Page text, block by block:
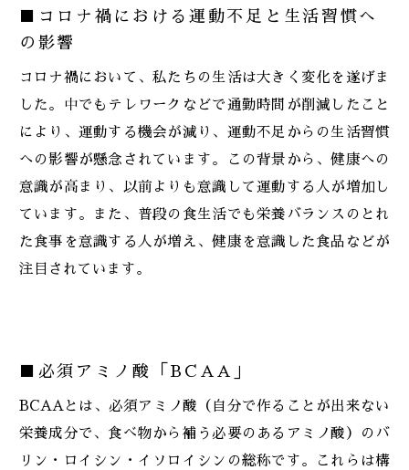
■コロナ禍における運動不足と生活習慣へ
の影響
コロナ禍において、私たちの生活は大きく変化を遂げま
した。中でもテレワークなどで通勤時間が削減したこと
により、運動する機会が減り、運動不足からの生活習慣
への影響が懸念されています。この背景から、健康への
意識が高まり、以前よりも意識して運動する人が増加し
ています。また、普段の食生活でも栄養バランスのとれ
た食事を意識する人が増え、健康を意識した食品などが
注目されています。
■必須アミノ酸「BCAA」
BCAAとは、必須アミノ酸（自分で作ることが出来ない
栄養成分で、食べ物から補う必要のあるアミノ酸）のバ
リン・ロイシン・イソロイシンの総称です。これらは構